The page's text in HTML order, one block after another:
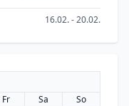
16.02. - 20.02.
Fr Sa
So